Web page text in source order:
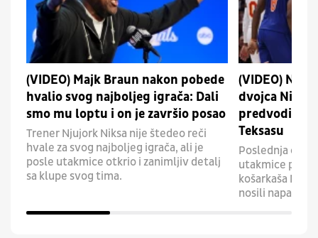
(VIDEO) Majk Braun nakon pobede
hvalio svog najboljeg igrača: Dali
smo mu loptu i on je završio posao
Trener Njujork Niksa nije štedeo reči
hvale za svog najboljeg igrača, ali je
posle utakmice otkrio i zanimljiv detalj
sa klupe svog tima.
(VIDEO)
dvojca
predvodio
Teksasu
Poslednja
utakmice
košarkaša
nosili napad